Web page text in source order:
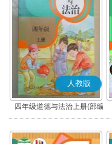
人教版
四年级道德与法治上册(部编
版)